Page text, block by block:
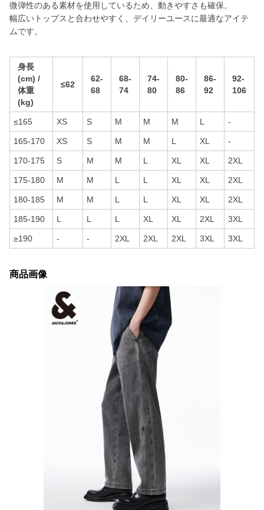
微弾性のある素材を使用しているため、動きやすさも確保。
幅広いトップスと合わせやすく、デイリーユースに最適なアイテ
ムです。
身長
(cm) /
体重
(kg)
≤62
62-
68
68-
74
74-
80
80-
86
86-
92
92-
106
≤165 XS S M M M L -
165-170 XS S M M L XL -
170-175 S M M L XL XL 2XL
175-180 M M L L XL XL 2XL
180-185 M M L L XL XL 2XL
185-190 L L L XL XL 2XL 3XL
≥190 - - 2XL 2XL 2XL 3XL 3XL
商品画像